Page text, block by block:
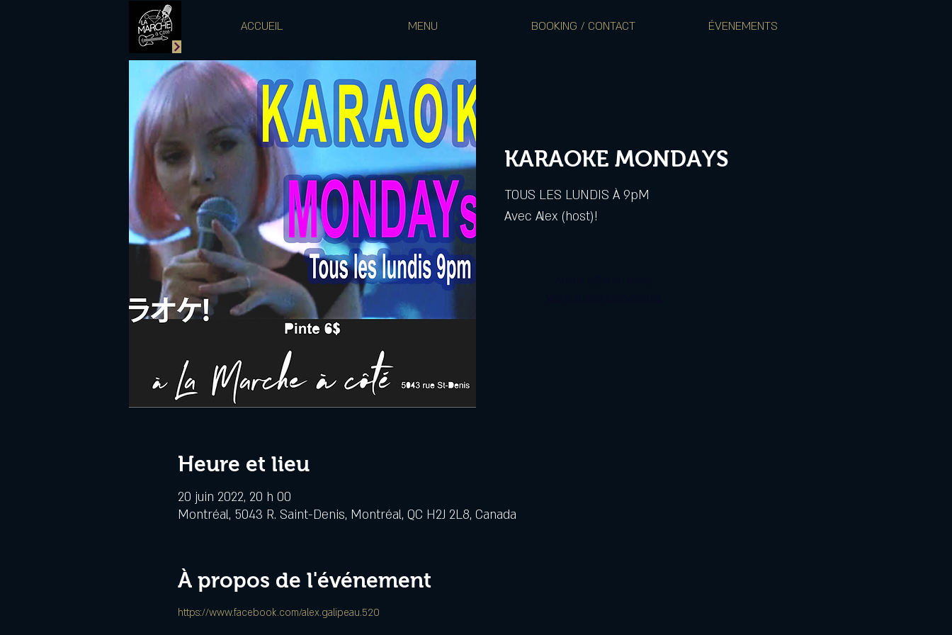
ACCUEIL MENU BOOKING / CONTACT ÉVENEMENTS
KARAOKE MONDAYS
TOUS LES LUNDIS À 9pM
Avec Alex (host)!
Heure et lieu
20 juin 2022, 20 h 00
Montréal, 5043 R. Saint-Denis, Montréal, QC H2J 2L8, Canada
À propos de l'événement
https://www.facebook.com/alex.galipeau.520